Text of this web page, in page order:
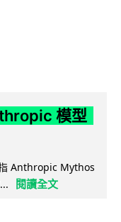
模型
Anthropic Mythos
閱讀全文